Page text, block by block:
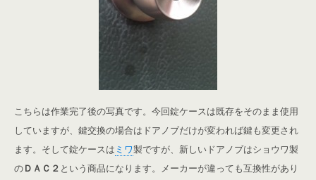
こちらは作業完了後の写真です。今回錠ケースは既存をそのまま使用
していますが、鍵交換の場合はドアノブだけが変われば鍵も変更され
ます。そして錠ケースは ミワ製ですが、新しいドアノブはショウワ製
のＤＡＣ２ という商品になります。メーカーが違っても互換性があり